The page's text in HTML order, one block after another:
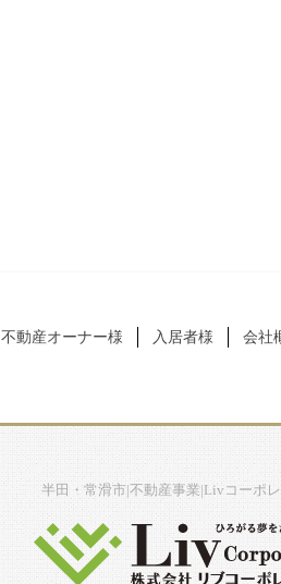
不動産オーナー様 入居者様 会社
半田・常滑市|不動産事業|Livコーポ